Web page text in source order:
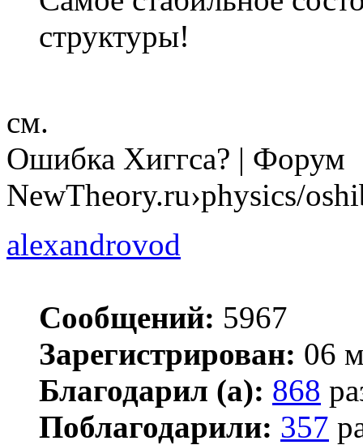
структуры!
см.
Ошибка Хиггса? | Форум
NewTheory.ru›physics/
alexandrovod
Сообщений: 5967
Зарегистрирован: 06
Благодарил (а): 868
Поблагодарили: 357